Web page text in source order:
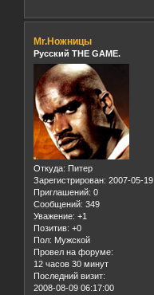
Mr.Ножницы
Русский THE GAME.
Откуда: Питер
Зарегистрирован: 2007-05-19
Приглашений: 0
Сообщений: 349
Уважение: +1
Позитив: +0
Пол: Мужской
Провел на форуме:
12 часов 30 минут
Последний визит:
2008-08-09 06:17:00